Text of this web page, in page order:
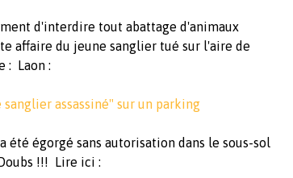
d'interdire tout abattage d'animaux
affaire du jeune sanglier tué sur l'aire de
: Laon :
assassiné" sur un parking
été égorgé sans autorisation dans le sous-sol
!!! Lire ici :